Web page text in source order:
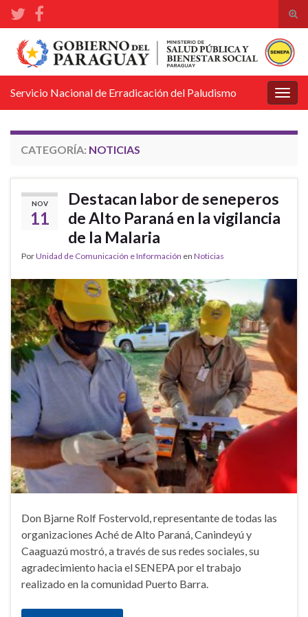
el
de
Search for:
la
Servicio Nacional de Erradicación del Paludismo
CATEGORÍA: NOTICIAS
NOV
11
Destacan labor de seneperos
de Alto Paraná en la vigilancia
de la Malaria
PorUnidad de Comunicación e Información en Noticias
Don Bjarne Rolf Fostervold, representante de todas las
organizaciones Aché de Alto Paraná, Canindeyú y
Caaguazú mostró, a través de sus redes sociales, su
agradecimiento hacia el SENEPA por el trabajo
realizado en la comunidad Puerto Barra.